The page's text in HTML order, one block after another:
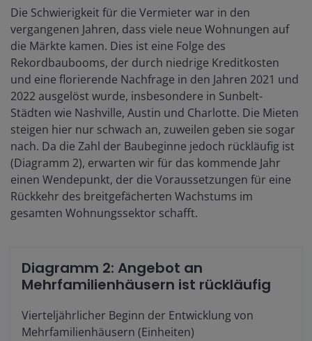
Die Schwierigkeit für die Vermieter war in den
vergangenen Jahren, dass viele neue Wohnungen auf
die Märkte kamen. Dies ist eine Folge des
Rekordbaubooms, der durch niedrige Kreditkosten
und eine florierende Nachfrage in den Jahren 2021 und
2022 ausgelöst wurde, insbesondere in Sunbelt-
Städten wie Nashville, Austin und Charlotte. Die Mieten
steigen hier nur schwach an, zuweilen geben sie sogar
nach. Da die Zahl der Baubeginne jedoch rückläufig ist
(Diagramm 2), erwarten wir für das kommende Jahr
einen Wendepunkt, der die Voraussetzungen für eine
Rückkehr des breitgefächerten Wachstums im
gesamten Wohnungssektor schafft.
Diagramm 2: Angebot an
Mehrfamilienhäusern ist rückläufig
Vierteljährlicher Beginn der Entwicklung von
Mehrfamilienhäusern (Einheiten)